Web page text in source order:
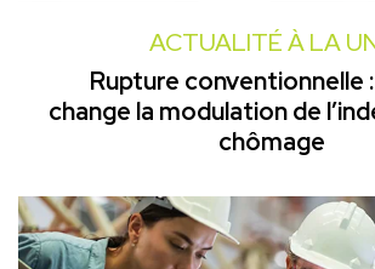
ACTUALITÉ À LA
Rupture conventionnelle
change la modulation de
chômage